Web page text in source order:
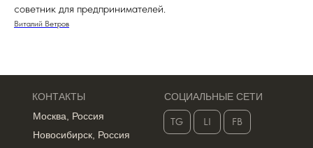
советник для предпринимателей.
Виталий Ветров
КОНТАКТЫ
Москва, Россия
Новосибирск, Россия
СОЦИАЛЬНЫЕ СЕТИ
FB
LI
TG